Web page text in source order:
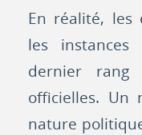
En réalité, les
les
dernier rang
officielles. Un
nature